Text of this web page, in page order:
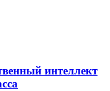
интеллект